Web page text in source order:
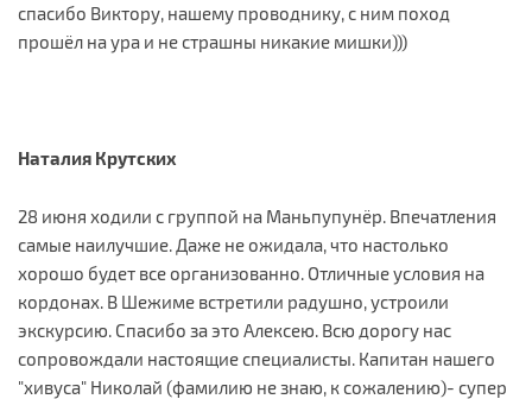
спасибо Виктору, нашему проводнику, с ним поход
прошёл на ура и не страшны никакие мишки)))
Наталия Крутских
28 июня ходили с группой на Маньпупунёр. Впечатления
самые наилучшие. Даже не ожидала, что настолько
хорошо будет все организованно. Отличные условия на
кордонах. В Шежиме встретили радушно, устроили
экскурсию. Спасибо за это Алексею. Всю дорогу нас
сопровождали настоящие специалисты. Капитан нашего
"хивуса" Николай (фамилию не знаю, к сожалению)- супер